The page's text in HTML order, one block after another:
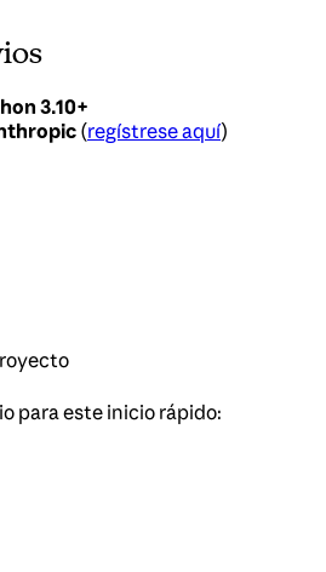
3.10+
(regístrese aquí)
para este inicio rápido: